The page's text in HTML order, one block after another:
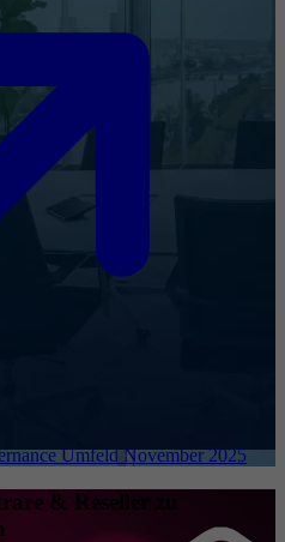
Umfeld November 2025
& Reseller zu